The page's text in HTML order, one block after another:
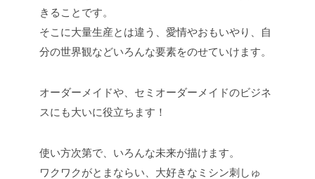
きることです。
そこに大量生産とは違う、愛情やおもいやり、自
分の世界観などいろんな要素をのせていけます。
オーダーメイドや、セミオーダーメイドのビジネ
スにも大いに役立ちます！
使い方次第で、いろんな未来が描けます。
ワクワクがとまならい、大好きなミシン刺しゅ